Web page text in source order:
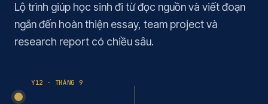
Lộ trình giúp học sinh đi từ đọc nguồn và viết đoạn
ngắn đến hoàn thiện essay, team project và
research report có chiều sâu.
Y12 · THÁNG 9